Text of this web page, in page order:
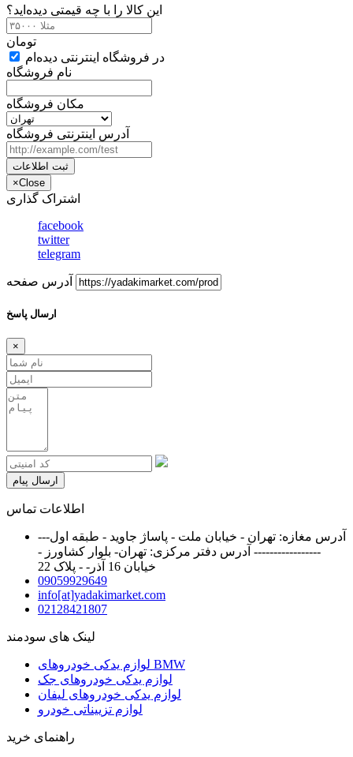
این کالا را با چه قیمتی دیده‌اید؟
تومان
در فروشگاه اینترنتی دیده‌ام
نام فروشگاه
مکان فروشگاه
آدرس اینترنتی فروشگاه
ثبت اطلاعات
×Close
اشتراک گذاری
facebook
twitter
telegram
آدرس صفحه
ارسال پاسخ
×
ارسال پیام
اطلاعات تماس
آدرس مغازه: تهران - خیابان ملت - پاساژ جاوید - طبقه اول---
----------------- آدرس دفتر مرکزی: تهران- بلوار کشاورز -
خیابان 16 آذر- - پلاک 22
09059929649
info[at]yadakimarket.com
02128421807
لینک های سودمند
لوازم یدکی خودروهای BMW
لوازم یدکی خودروهای جک
لوازم یدکی خودروهای لیفان
لوازم تزییناتی خودرو
راهنمای خرید